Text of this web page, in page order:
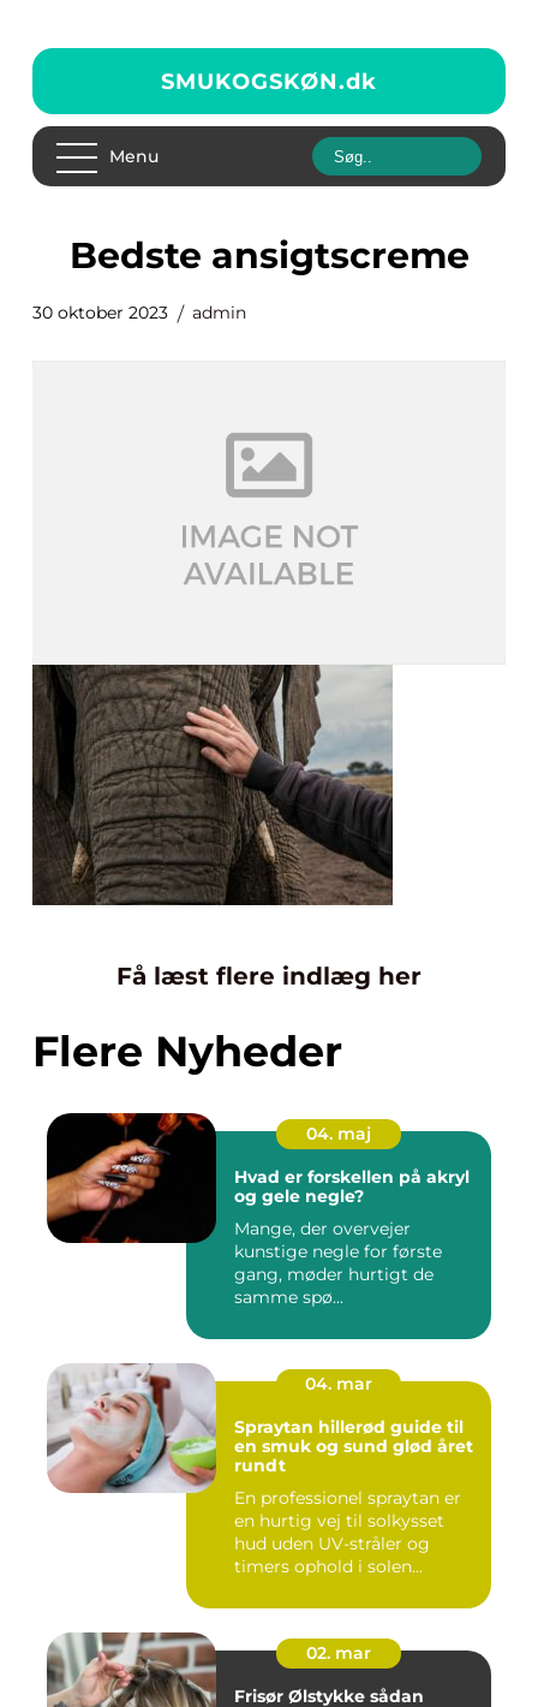
SMUKOGSKØN.dk
Menu
bedste ansigtscreme
30 oktober 2023 admin
Få læst flere indlæg her
Flere Nyheder
04. maj
Hvad er forskellen på akryl
og gele negle?
Mange, der overvejer
kunstige negle for første
gang, møder hurtigt de
samme spø...
04. mar
Spraytan hillerød guide til
en smuk og sund glød året
rundt
En professionel spraytan er
en hurtig vej til solkysset
hud uden UV-stråler og
timers ophold i solen...
02. mar
Frisør Ølstykke sådan